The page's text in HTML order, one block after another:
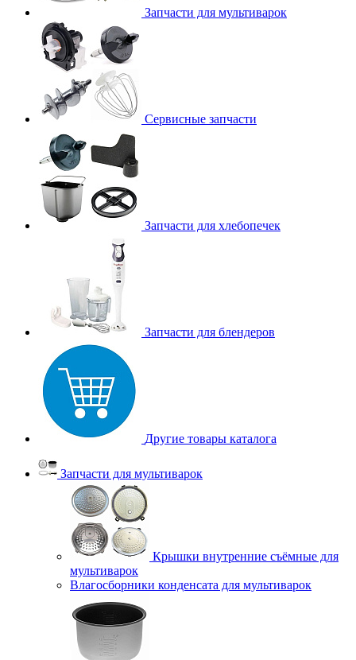
Запчасти для мультиварок
Сервисные запчасти
Запчасти для хлебопечек
Запчасти для блендеров
Другие товары каталога
Запчасти для мультиварок
Крышки внутренние съёмные для
мультиварок
Влагосборники конденсата для мультиварок